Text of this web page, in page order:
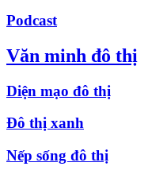
Podcast
Văn minh đô thị
Diện mạo đô thị
Đô thị xanh
Nếp sống đô thị